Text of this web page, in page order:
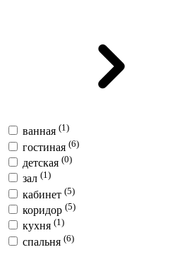
ванная (1)
гостиная (6)
детская (0)
зал (1)
кабинет (5)
коридор (5)
кухня (1)
спальня (6)